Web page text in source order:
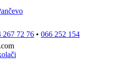
267 72 76 • 066 252 154